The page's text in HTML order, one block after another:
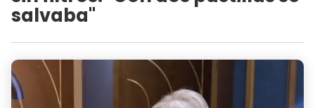
salvaba"